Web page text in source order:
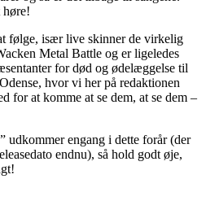
følge, især live skinner de virkelig
Metal Battle og er ligeledes
for død og ødelæggelse til
hvor vi her på redaktionen
for at komme at se dem, at se dem –
udkommer engang i dette forår (der
endnu), så hold godt øje,